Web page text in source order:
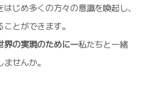
じめ多くの方々の意識を喚起し、
とができます。
界の実現のために―私たちと一緒
せんか。